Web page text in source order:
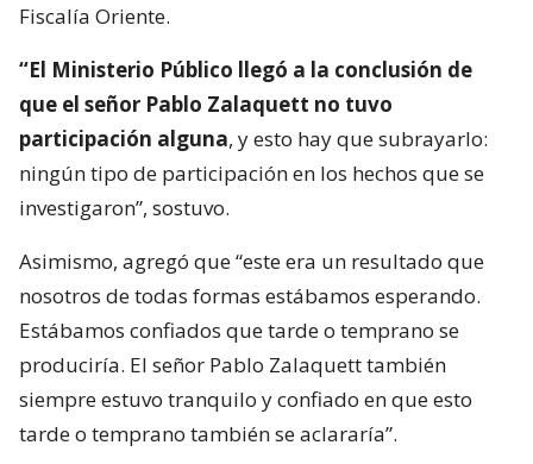
Fiscalía Oriente.
“El Ministerio Público llegó a la conclusión de
que el señor Pablo Zalaquett no tuvo
participación alguna, y esto hay que subrayarlo:
ningún tipo de participación en los hechos que se
investigaron”, sostuvo.
Asimismo, agregó que “este era un resultado que
nosotros de todas formas estábamos esperando.
Estábamos confiados que tarde o temprano se
produciría. El señor Pablo Zalaquett también
siempre estuvo tranquilo y confiado en que esto
tarde o temprano también se aclararía”.